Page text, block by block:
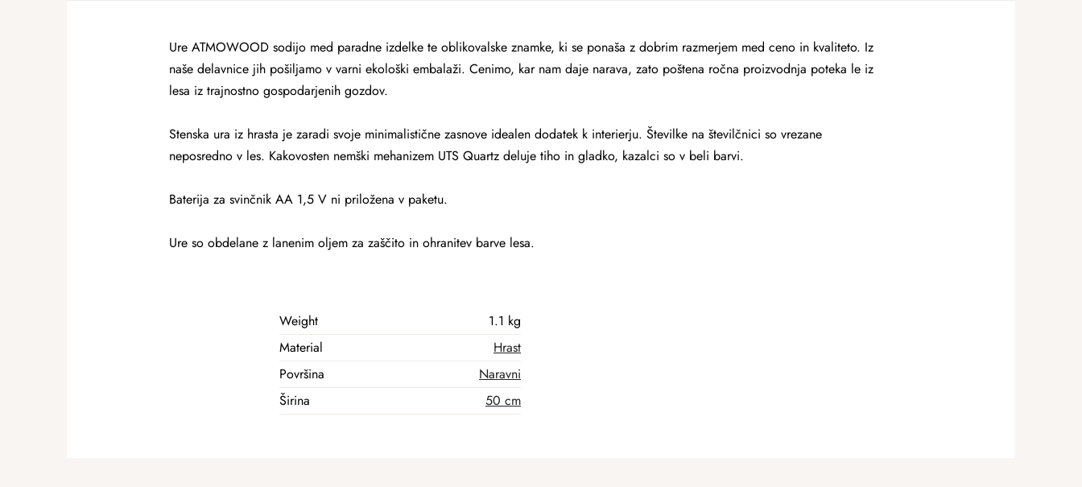
Ure ATMOWOOD sodijo med paradne izdelke te oblikovalske znamke, ki se ponaša z dobrim razmerjem med ceno in kvaliteto. Iz
naše delavnice jih pošiljamo v varni ekološki embalaži. Cenimo, kar nam daje narava, zato poštena ročna proizvodnja poteka le iz
lesa iz trajnostno gospodarjenih gozdov.
Stenska ura iz hrasta je zaradi svoje minimalistične zasnove idealen dodatek k interierju. Številke na številčnici so vrezane
neposredno v les. Kakovosten nemški mehanizem UTS Quartz deluje tiho in gladko, kazalci so v beli barvi.
Baterija za svinčnik AA 1,5 V ni priložena v paketu.
Ure so obdelane z lanenim oljem za zaščito in ohranitev barve lesa.
Weight
1.1 kg
Material
Hrast
Površina
Naravni
Širina
50 cm